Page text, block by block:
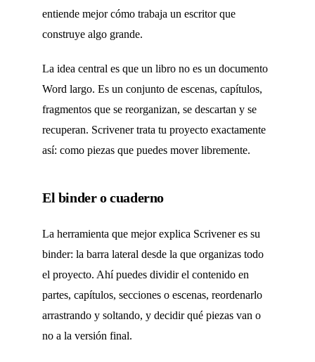
entiende mejor cómo trabaja un escritor que
construye algo grande.
La idea central es que un libro no es un documento
Word largo. Es un conjunto de escenas, capítulos,
fragmentos que se reorganizan, se descartan y se
recuperan. Scrivener trata tu proyecto exactamente
así: como piezas que puedes mover libremente.
El binder o cuaderno
La herramienta que mejor explica Scrivener es su
binder: la barra lateral desde la que organizas todo
el proyecto. Ahí puedes dividir el contenido en
partes, capítulos, secciones o escenas, reordenarlo
arrastrando y soltando, y decidir qué piezas van o
no a la versión final.